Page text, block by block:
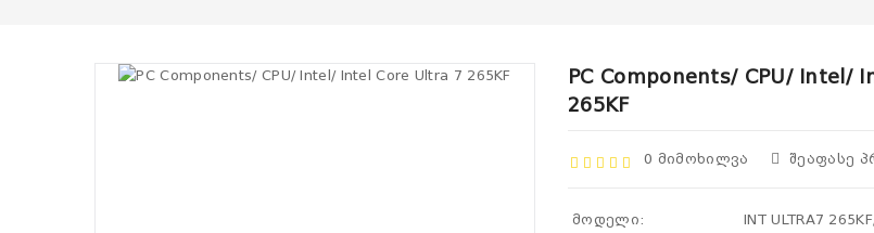
PC Components/ CPU/ Intel/
265KF
0 Მიმოხილვა Შეაფასე
მოდელი:
INT ULTRA7